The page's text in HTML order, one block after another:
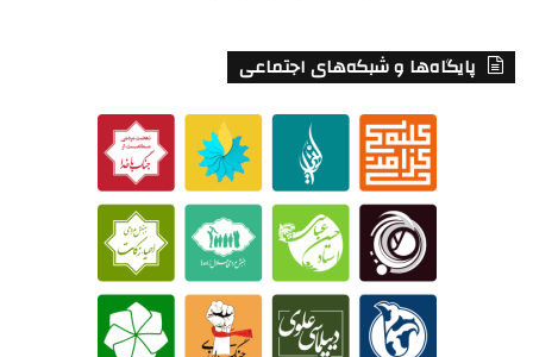
پایگاه‌ها و شبکه‌های اجتماعی